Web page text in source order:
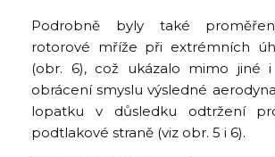
Podrobně byly také
rotorové mříže při extrémních
(obr. 6), což ukázalo mimo jiné
obrácení smyslu výsledné
lopatku v důsledku odtržení
podtlakové straně (viz obr. 5 i 6).